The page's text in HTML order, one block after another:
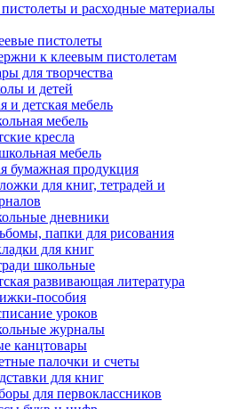
и расходные материалы
пистолеты
к клеевым пистолетам
для творчества
и детей
и детская мебель
мебель
кресла
мебель
бумажная продукция
для книг, тетрадей и
дневники
папки для рисования
для книг
школьные
развивающая литература
пособия
уроков
журналы
канцтовары
палочки и счеты
для книг
для первоклассников